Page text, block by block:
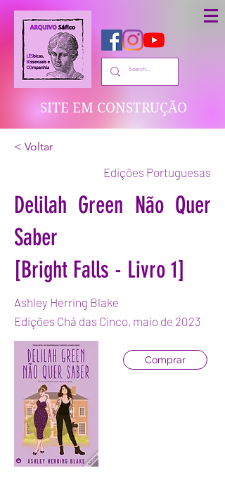
SITE EM CONSTRUÇÃO
< Voltar
Edições Portuguesas
Delilah Green Não Quer
Saber
[Bright Falls - Livro 1]
Ashley Herring Blake
Edições Chá das Cinco, maio de 2023
Comprar